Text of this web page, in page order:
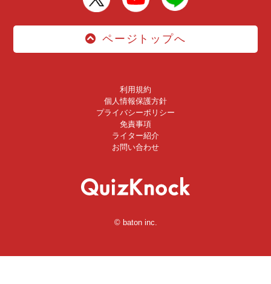
ページトップへ
利用規約
個人情報保護方針
プライバシーポリシー
免責事項
ライター紹介
お問い合わせ
© baton inc.